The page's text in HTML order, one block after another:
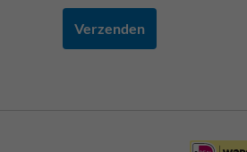
Verzenden